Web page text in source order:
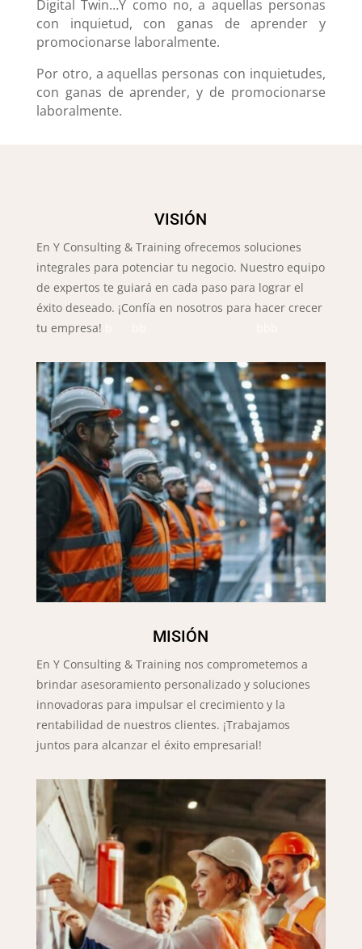
Digital Twin…Y como no, a aquellas personas
con inquietud, con ganas de aprender y
promocionarse laboralmente.
Por otro, a aquellas personas con inquietudes,
con ganas de aprender, y de promocionarse
laboralmente.
VISIÓN
En Y Consulting & Training ofrecemos soluciones
integrales para potenciar tu negocio. Nuestro equipo
de expertos te guiará en cada paso para lograr el
éxito deseado. ¡Confía en nosotros para hacer crecer
tu empresa!
MISIÓN
En Y Consulting & Training nos comprometemos a
brindar asesoramiento personalizado y soluciones
innovadoras para impulsar el crecimiento y la
rentabilidad de nuestros clientes. ¡Trabajamos
juntos para alcanzar el éxito empresarial!